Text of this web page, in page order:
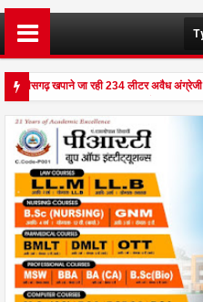
खपाने जा रही 234 लीटर अवैध अंग्रेजी
दहला अनूपपुर - घर पर किसान व नौकरानी का